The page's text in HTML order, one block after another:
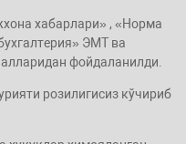
хабарлари» , «Норма
ЭМТ ва
фойдаланилди.
розилигисиз кўчириб